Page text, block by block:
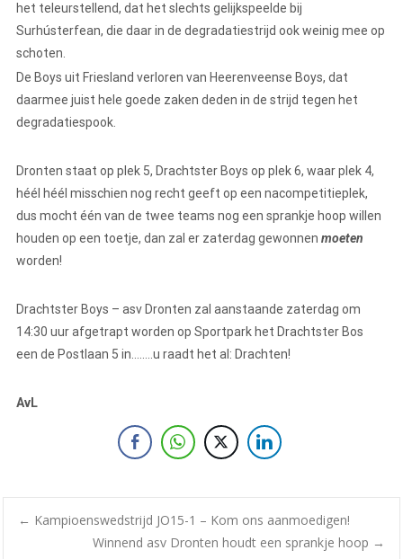
het teleurstellend, dat het slechts gelijkspeelde bij
Surhústerfean, die daar in de degradatiestrijd ook weinig mee op
schoten.
De Boys uit Friesland verloren van Heerenveense Boys, dat
daarmee juist hele goede zaken deden in de strijd tegen het
degradatiespook.
Dronten staat op plek 5, Drachtster Boys op plek 6, waar plek 4,
héél héél misschien nog recht geeft op een nacompetitieplek,
dus mocht één van de twee teams nog een sprankje hoop willen
houden op een toetje, dan zal er zaterdag gewonnen moeten
worden!
Drachtster Boys – asv Dronten zal aanstaande zaterdag om
14:30 uur afgetrapt worden op Sportpark het Drachtster Bos
een de Postlaan 5 in……..u raadt het al: Drachten!
AvL
← Kampioenswedstrijd JO15-1 – Kom ons aanmoedigen!
Winnend asv Dronten houdt een sprankje hoop →